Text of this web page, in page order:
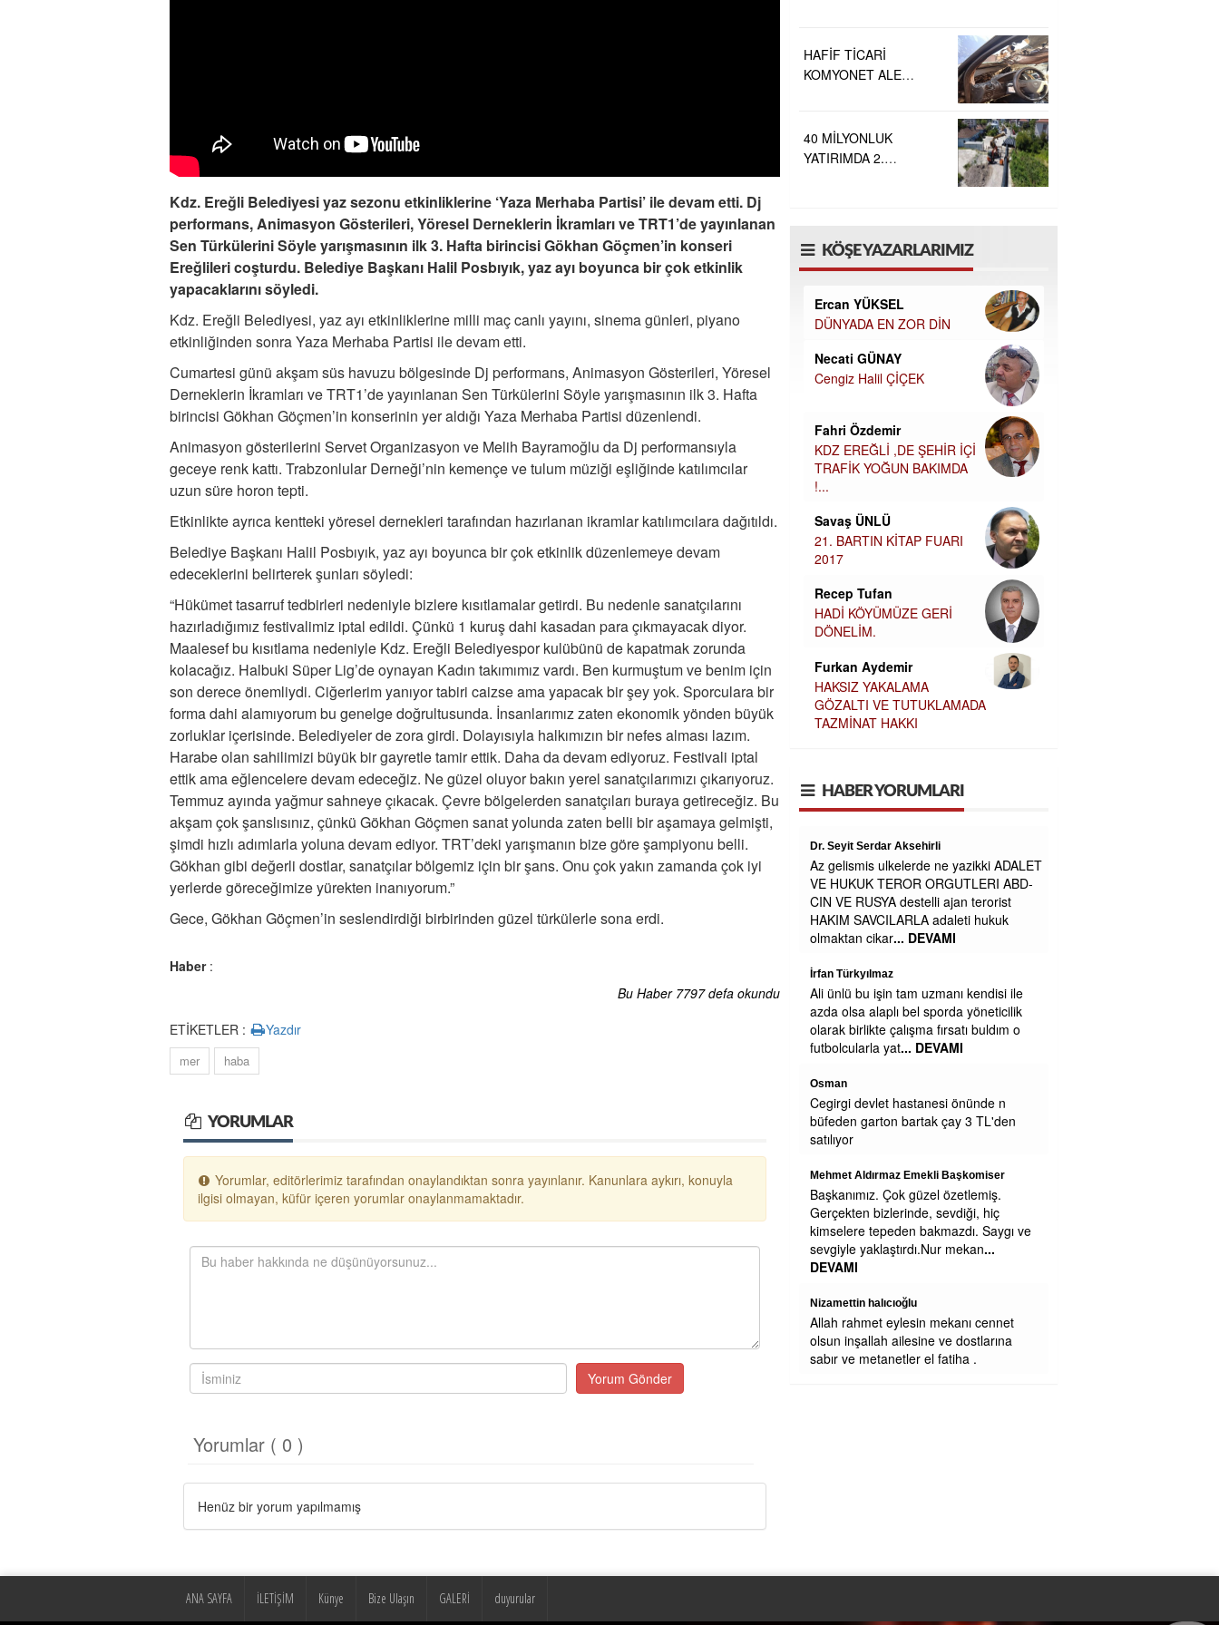
Kdz. Ereğli Belediyesi yaz sezonu etkinliklerine ‘Yaza Merhaba Partisi’ ile devam etti. Dj
performans, Animasyon Gösterileri, Yöresel Derneklerin İkramları ve TRT1’de yayınlanan
Sen Türkülerini Söyle yarışmasının ilk 3. Hafta birincisi Gökhan Göçmen’in konseri
Ereğlileri coşturdu. Belediye Başkanı Halil Posbıyık, yaz ayı boyunca bir çok etkinlik
yapacaklarını söyledi.
Kdz. Ereğli Belediyesi, yaz ayı etkinliklerine milli maç canlı yayını, sinema günleri, piyano
etkinliğinden sonra Yaza Merhaba Partisi ile devam etti.
Cumartesi günü akşam süs havuzu bölgesinde Dj performans, Animasyon Gösterileri, Yöresel
Derneklerin İkramları ve TRT1’de yayınlanan Sen Türkülerini Söyle yarışmasının ilk 3. Hafta
birincisi Gökhan Göçmen’in konserinin yer aldığı Yaza Merhaba Partisi düzenlendi.
Animasyon gösterilerini Servet Organizasyon ve Melih Bayramoğlu da Dj performansıyla
geceye renk kattı. Trabzonlular Derneği’nin kemençe ve tulum müziği eşliğinde katılımcılar
uzun süre horon tepti.
Etkinlikte ayrıca kentteki yöresel dernekleri tarafından hazırlanan ikramlar katılımcılara dağıtıldı.
Belediye Başkanı Halil Posbıyık, yaz ayı boyunca bir çok etkinlik düzenlemeye devam
edeceklerini belirterek şunları söyledi:
“Hükümet tasarruf tedbirleri nedeniyle bizlere kısıtlamalar getirdi. Bu nedenle sanatçılarını
hazırladığımız festivalimiz iptal edildi. Çünkü 1 kuruş dahi kasadan para çıkmayacak diyor.
Maalesef bu kısıtlama nedeniyle Kdz. Ereğli Belediyespor kulübünü de kapatmak zorunda
kolacağız. Halbuki Süper Lig’de oynayan Kadın takımımız vardı. Ben kurmuştum ve benim için
son derece önemliydi. Ciğerlerim yanıyor tabiri caizse ama yapacak bir şey yok. Sporculara bir
forma dahi alamıyorum bu genelge doğrultusunda. İnsanlarımız zaten ekonomik yönden büyük
zorluklar içerisinde. Belediyeler de zora girdi. Dolayısıyla halkımızın bir nefes alması lazım.
Harabe olan sahilimizi büyük bir gayretle tamir ettik. Daha da devam ediyoruz. Festivali iptal
ettik ama eğlencelere devam edeceğiz. Ne güzel oluyor bakın yerel sanatçılarımızı çıkarıyoruz.
Temmuz ayında yağmur sahneye çıkacak. Çevre bölgelerden sanatçıları buraya getireceğiz. Bu
akşam çok şanslısınız, çünkü Gökhan Göçmen sanat yolunda zaten belli bir aşamaya gelmişti,
şimdi hızlı adımlarla yoluna devam ediyor. TRT’deki yarışmanın bize göre şampiyonu belli.
Gökhan gibi değerli dostlar, sanatçılar bölgemiz için bir şans. Onu çok yakın zamanda çok iyi
yerlerde göreceğimize yürekten inanıyorum.”
Gece, Gökhan Göçmen’in seslendirdiği birbirinden güzel türkülerle sona erdi.
Haber:
Bu Haber 7797 defa okundu
ETİKETLER :
Yazdır
mer haba
YORUMLAR
Yorumlar, editörlerimiz tarafından onaylandıktan sonra yayınlanır. Kanunlara aykırı, konuyla
ilgisi olmayan, küfür içeren yorumlar onaylanmamaktadır.
Yorum Gönder
Yorumlar ( 0 )
Henüz bir yorum yapılmamış
HAFİF TİCARİ
KOMYONET ALEV
40 MİLYONLUK
YATIRIMDA 2.
KÖŞE YAZARLARIMIZ
Ercan YÜKSEL
DÜNYADA EN ZOR DİN
Necati GÜNAY
Cengiz Halil ÇİÇEK
Fahri Özdemir
KDZ EREĞLİ ,DE ŞEHİR İÇİ
TRAFİK YOĞUN BAKIMDA
!...
Savaş ÜNLÜ
21. BARTIN KİTAP FUARI
2017
Recep Tufan
HADİ KÖYÜMÜZE GERİ
DÖNELİM.
Furkan Aydemir
HAKSIZ YAKALAMA
GÖZALTI VE TUTUKLAMADA
TAZMİNAT HAKKI
HABER YORUMLARI
Dr. Seyit Serdar Aksehirli
Az gelismis ulkelerde ne yazikki ADALET
HAKIM SAVCILARLA adaleti hukuk
Ali ünlü bu işin tam uzmanı kendisi ile
Mehmet Aldırmaz Emekli Başkomiser
Başkanımız. Çok güzel özetlemiş.
sevgiyle yaklaştırdı.Nur mekan...
olsun inşallah ailesine ve dostlarına
Zavallı işçi
Maaşa gelince Afrika baz aliniyor
Figen alkan
Çok zengin olursunuz belki engeliden ne
isdiyosunuz
Mustafa
Belediyede para yokmu niye sağa sola
yalvariyorlar
Zeynep Erdoğan
Kesinlikle yenmiyor.
Cengiz GÜZEL
Teşekkürler Efsane Başkanım . Secim
Eregli Halkı Seni Cok Seviyoruz Pazar
yerinde Sarılınca 1.2.3... DEVAMI
ANA SAYFA İLETİŞİM Künye Bize Ulaşın GALERİ duyurular